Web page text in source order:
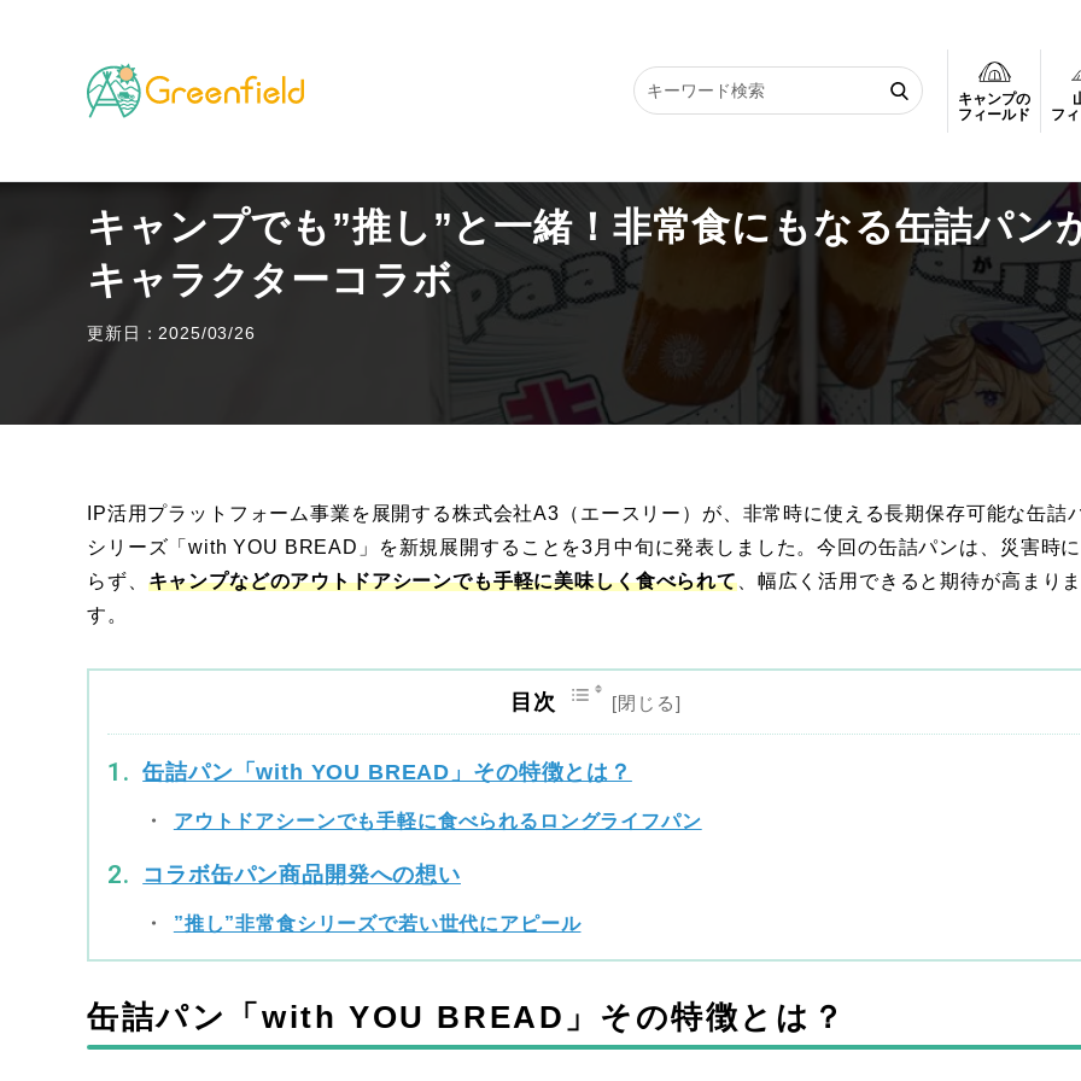
キャンプの
フィールド
フ
TOP キャンプのフィールド キャンプでも”推し”と一緒！非常食にもなる缶詰パンがキャラクターコラボ
キャンプでも”推し”と一緒！非常食にもなる缶詰パン
キャラクターコラボ
更新日：2025/03/26
IP活用プラットフォーム事業を展開する株式会社A3（エースリー）が、非常時に使える長期保存可能な缶詰
シリーズ「with YOU BREAD」を新規展開することを3月中旬に発表しました。今回の缶詰パンは、災害時
らず、 キャンプなどのアウトドアシーンでも手軽に美味しく食べられて、幅広く活用できると期待が高まり
す。
目次
缶詰パン「with YOU BREAD」その特徴とは？
アウトドアシーンでも手軽に食べられるロングライフパン
コラボ缶パン商品開発への想い
”推し”非常食シリーズで若い世代にアピール
缶詰パン「with YOU BREAD」その特徴とは？